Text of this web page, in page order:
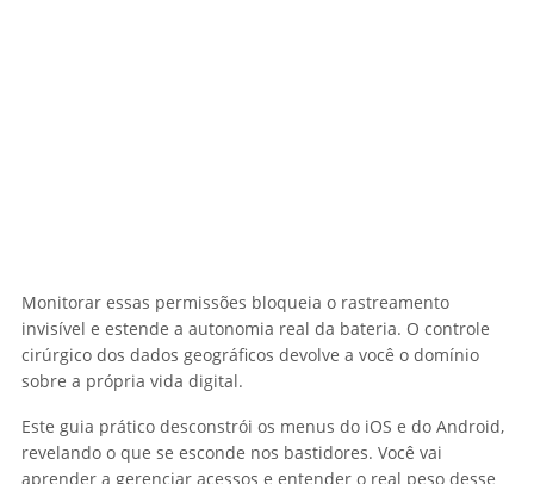
Monitorar essas permissões bloqueia o rastreamento
invisível e estende a autonomia real da bateria. O controle
cirúrgico dos dados geográficos devolve a você o domínio
sobre a própria vida digital.
Este guia prático desconstrói os menus do iOS e do Android,
revelando o que se esconde nos bastidores. Você vai
aprender a gerenciar acessos e entender o real peso desse